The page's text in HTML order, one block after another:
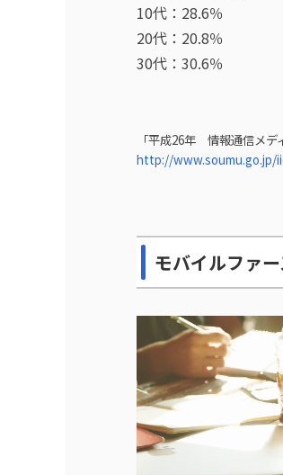
10代：28.6％
20代：20.8％
30代：30.6％
「平成26年 情報通信メデ
http://www.soumu.go.jp/
モバイルファ